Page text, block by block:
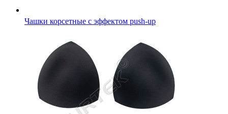
Чашки корсетные с эффектом push-up